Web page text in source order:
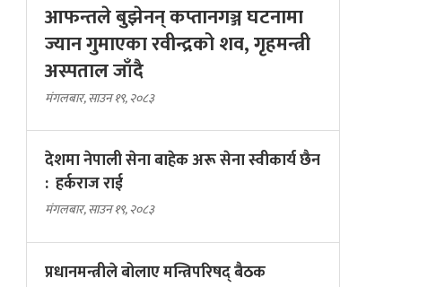
आफन्तले बुझेनन् कप्तानगञ्ज घटनामा
ज्यान गुमाएका रवीन्द्रको शव, गृहमन्त्री
अस्पताल जाँदै
मंगलबार, साउन १९, २०८३
देशमा नेपाली सेना बाहेक अरू सेना स्वीकार्य छैन
: हर्कराज राई
मंगलबार, साउन १९, २०८३
प्रधानमन्त्रीले बोलाए मन्त्रिपरिषद् बैठक